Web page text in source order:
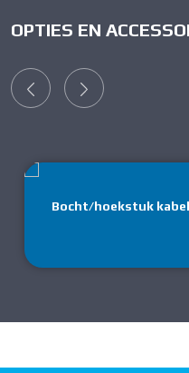
OPTIES EN
Bocht/hoekstuk